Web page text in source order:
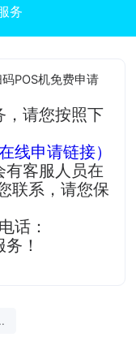
务
POS机免费申请
，请您按照下
在线申请链接）
有客服人员在
联系，请您保
话：
！